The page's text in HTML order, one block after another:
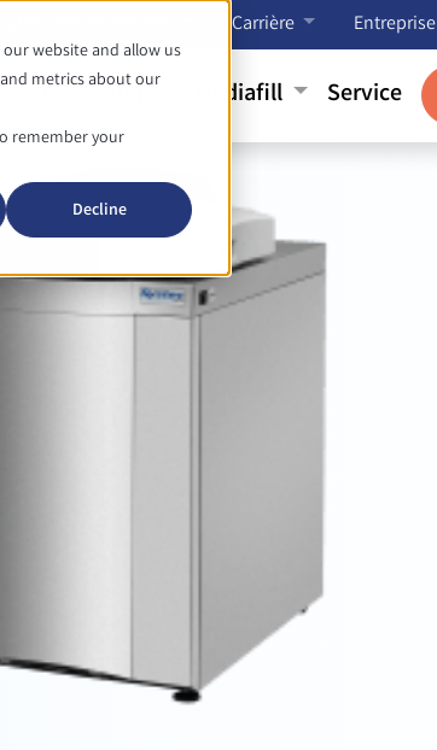
website and allow us
metrics about our
remember your
Decline
Carrière Entreprise
Mediaprep Mediafill Service